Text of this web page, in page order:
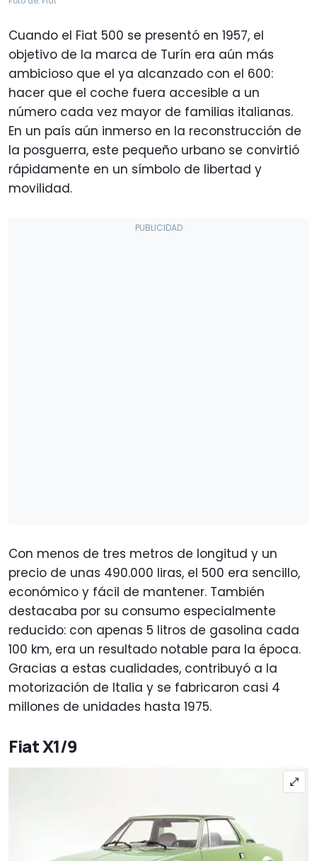
Cuando el Fiat 500 se presentó en 1957, el
objetivo de la marca de Turín era aún más
ambicioso que el ya alcanzado con el 600:
hacer que el coche fuera accesible a un
número cada vez mayor de familias italianas.
En un país aún inmerso en la reconstrucción de
la posguerra, este pequeño urbano se convirtió
rápidamente en un símbolo de libertad y
movilidad.
Con menos de tres metros de longitud y un
precio de unas 490.000 liras, el 500 era sencillo,
económico y fácil de mantener. También
destacaba por su consumo especialmente
reducido: con apenas 5 litros de gasolina cada
100 km, era un resultado notable para la época.
Gracias a estas cualidades, contribuyó a la
motorización de Italia y se fabricaron casi 4
millones de unidades hasta 1975.
Fiat X1/9